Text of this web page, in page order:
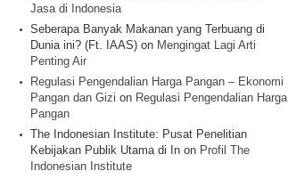
Jasa di Indonesia
Seberapa Banyak Makanan yang Terbuang di
Dunia ini? (Ft. IAAS)on Mengingat Lagi Arti
Penting Air
Regulasi Pengendalian Harga Pangan – Ekonomi
Pangan dan Gizi on Regulasi Pengendalian Harga
Pangan
The Indonesian Institute: Pusat Penelitian
Kebijakan Publik Utama di Inon Profil The
Indonesian Institute